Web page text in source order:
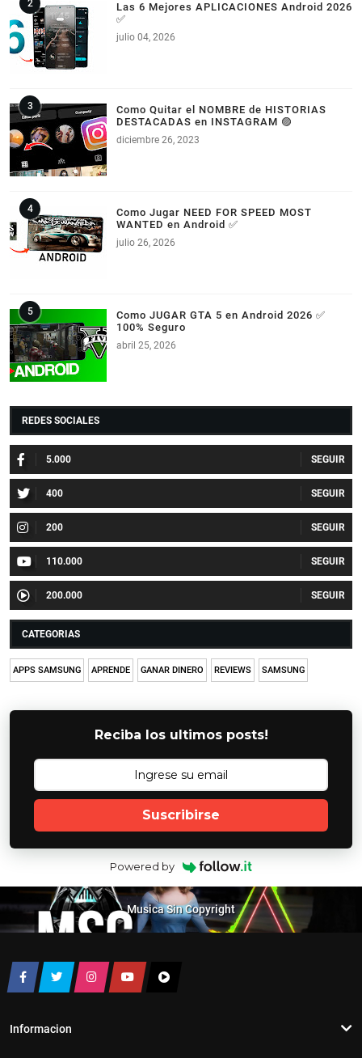
Las 6 Mejores APLICACIONES Android 2026
✅
julio 04, 2026
Como Quitar el NOMBRE de HISTORIAS
DESTACADAS en INSTAGRAM 🟣
diciembre 26, 2023
Como Jugar NEED FOR SPEED MOST
WANTED en Android ✅
julio 26, 2026
Como JUGAR GTA 5 en Android 2026 ✅
100% Seguro
abril 25, 2026
REDES SOCIALES
5.000
400
200
110.000
200.000
CATEGORIAS
APPS SAMSUNG APRENDE GANAR DINERO REVIEWS SAMSUNG
Reciba los ultimos posts!
Suscribirse
Powered by
Musica Sin Copyright
Informacion